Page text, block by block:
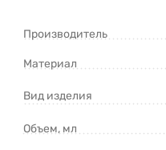
Производитель
Материал
Вид изделия
Объем, мл